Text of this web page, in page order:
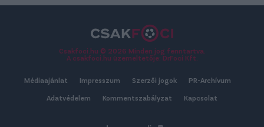
Csakfoci.hu © 2026 Minden jog fenntartva.
A csakfoci.hu üzemeltetője: DrFoci Kft.
Médiaajánlat Impresszum Szerzői jogok PR-Archívum
Adatvédelem Kommentszabályzat Kapcsolat